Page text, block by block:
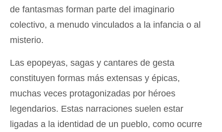
de fantasmas forman parte del imaginario
colectivo, a menudo vinculados a la infancia o al
misterio.
Las epopeyas, sagas y cantares de gesta
constituyen formas más extensas y épicas,
muchas veces protagonizadas por héroes
legendarios. Estas narraciones suelen estar
ligadas a la identidad de un pueblo, como ocurre